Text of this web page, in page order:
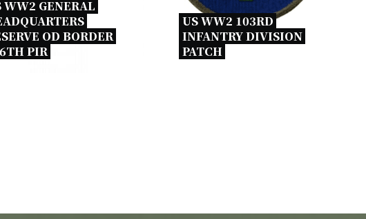
WW2 GENERAL
OD BORDER
PIR
US WW2 103RD
INFANTRY DIVISION
PATCH